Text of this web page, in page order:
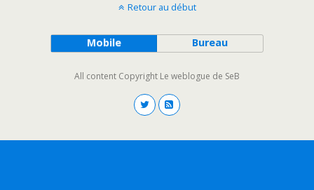
Retour au début
Mobile Bureau
All content Copyright Le weblogue de SeB